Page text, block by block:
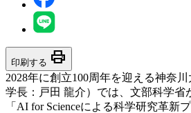
印刷する print
2028年に創立100周年を迎える神奈川
学長：戸田 龍介）では、文部科学省
「AI for Scienceによる科学研究革新